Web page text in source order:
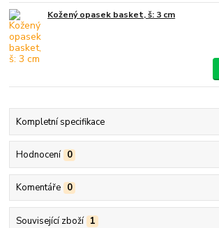
Kožený opasek basket, š: 3 cm
Kompletní specifikace
Hodnocení 0
Komentáře 0
Související zboží 1